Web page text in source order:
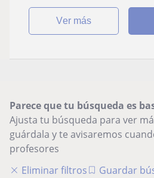
ver más
Parece que tu búsqueda es
Ajusta tu búsqueda para ver
guárdala y te avisaremos
profesores
Eliminar filtros
Guardar